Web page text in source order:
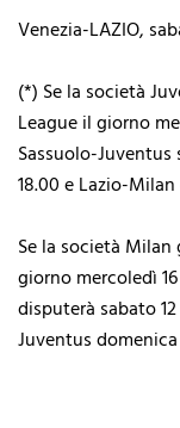
Venezia-LAZIO,
(*) Se la società
League il giorno
Sassuolo-
18.00 e Lazio-
Se la società Milan
giorno mercoledì
disputerà sabato
Juventus